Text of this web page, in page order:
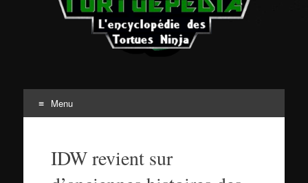
Menu
contenuIDW revient sur